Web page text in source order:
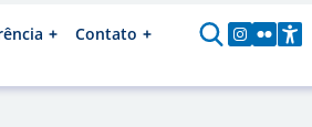
Contato